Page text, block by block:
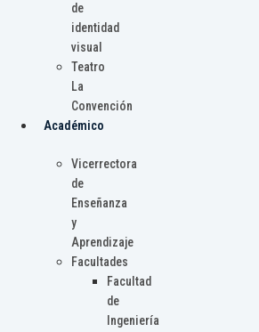
de
identidad
visual
Teatro
La
Convención
Académico
Vicerrectora
de
Enseñanza
y
Aprendizaje
Facultades
Facultad
de
Ingeniería